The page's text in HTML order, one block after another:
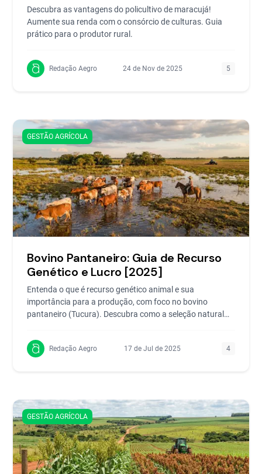
Descubra as vantagens do policultivo de maracujá!
Aumente sua renda com o consórcio de culturas. Guia
prático para o produtor rural.
Redação Aegro 24 de Nov de 2025 5
GESTÃO AGRÍCOLA
Bovino Pantaneiro: Guia de Recurso
Genético e Lucro [2025]
Entenda o que é recurso genético animal e sua
importância para a produção, com foco no bovino
pantaneiro (Tucura). Descubra como a seleção natural
Redação Aegro 17 de Jul de 2025 4
GESTÃO AGRÍCOLA